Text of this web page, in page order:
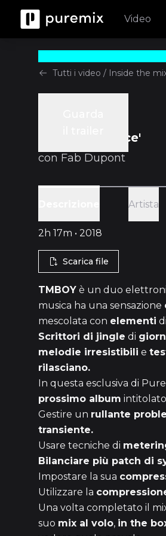
Video
Tutti i video / Inside the
Tmboy 'La Luce'
con Fab Dupont
Artista
2h 17m • 2018
Scarica file
TMBOY è un duo
musica ha una sensazione
mescolata con elementi di
Scrittori di jingle di
melodie irresistibili e
rilasciano.
In questa esclusiva di
prossimo album intitolato
Gestire un rullante
transiente.
Usare tecniche di
Bilanciare più patch di
Impostare la sua
Utilizzare la
Una volta completato il
suo mix al volo, in the